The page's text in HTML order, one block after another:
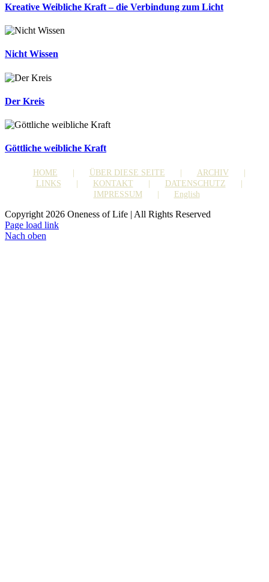
Kreative Weibliche Kraft – die Verbindung zum Licht
Nicht Wissen
Der Kreis
Göttliche weibliche Kraft
HOME ÜBER DIESE SEITE
ARCHIV
LINKS
KONTAKT
DATENSCHUTZ
IMPRESSUM
English
Copyright 2026 Oneness of Life | All Rights Reserved
Page load link
Nach oben